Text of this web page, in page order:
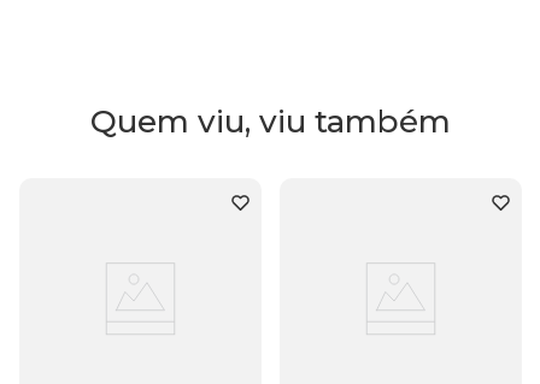
Quem viu, viu também